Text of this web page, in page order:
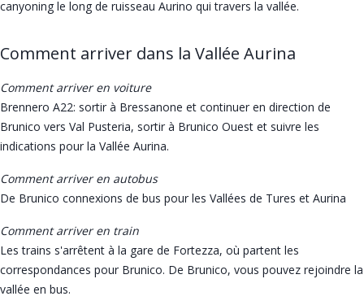
canyoning le long de ruisseau Aurino qui travers la vallée.
Comment arriver dans la Vallée Aurina
Comment arriver en voiture
Brennero A22: sortir à Bressanone et continuer en direction de
Brunico vers Val Pusteria, sortir à Brunico Ouest et suivre les
indications pour la Vallée Aurina.
Comment arriver en autobus
De Brunico connexions de bus pour les Vallées de Tures et Aurina
Comment arriver en train
Les trains s'arrêtent à la gare de Fortezza, où partent les
correspondances pour Brunico. De Brunico, vous pouvez rejoindre la
vallée en bus.